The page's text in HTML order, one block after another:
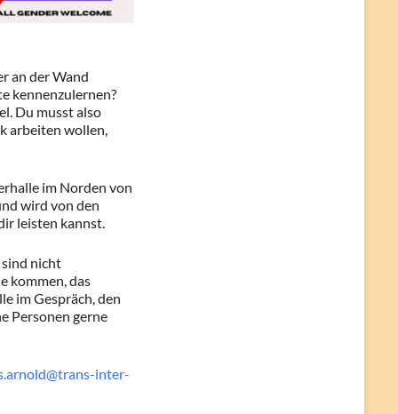
an der Wand
kennenzulernen?
Du musst also
arbeiten wollen,
im Norden von
wird von den
leisten kannst.
nicht
kommen, das
im Gespräch, den
Personen gerne
inter-